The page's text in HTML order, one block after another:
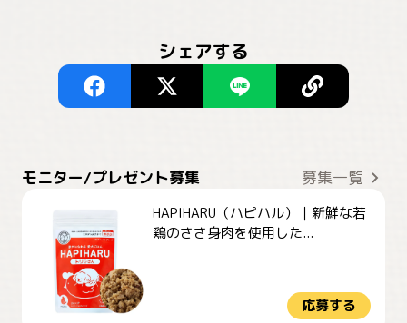
シェアする
モニター/プレゼント募集 募集一覧
HAPIHARU（ハピハル）｜新鮮な若
鶏のささ身肉を使用した...
応募する